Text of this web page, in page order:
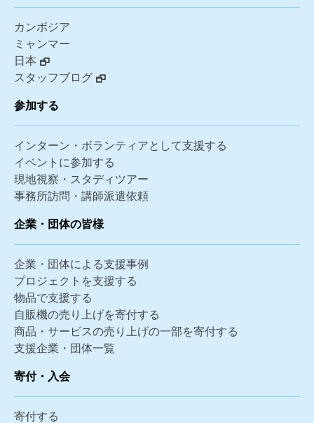
カンボジア
ミャンマー
日本
スタッフブログ
参加する
インターン・ボランティアとして支援する
イベントに参加する
現地視察・スタディツアー
事務所訪問・講師派遣依頼
企業・団体の皆様
企業・団体による支援事例
プロジェクトを支援する
物品で支援する
自販機の売り上げを寄付する
商品・サービスの売り上げの一部を寄付する
支援企業・団体一覧
寄付・入会
寄付する